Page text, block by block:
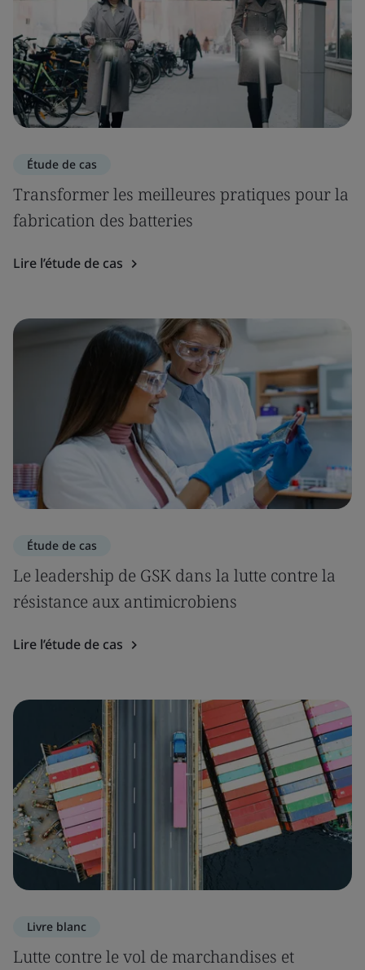
Étude de cas
Transformer les meilleures pratiques pour la
fabrication des batteries
Lire l’étude de cas
Étude de cas
Le leadership de GSK dans la lutte contre la
résistance aux antimicrobiens
Lire l’étude de cas
Livre blanc
Lutte contre le vol de marchandises et